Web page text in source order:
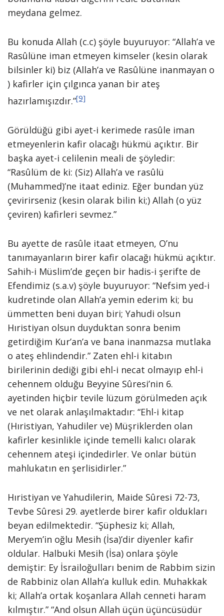
meydana gelmez.
Bu konuda Allah (c.c) şöyle buyuruyor: “Allah’a ve
Rasûlüne iman etmeyen kimseler (kesin olarak
bilsinler ki) biz (Allah’a ve Rasûlüne inanmayan o
) kafirler için çılgınca yanan bir ateş
hazırlamışızdır.”[9]
Görüldüğü gibi ayet-i kerimede rasûle iman
etmeyenlerin kafir olacağı hükmü açıktır. Bir
başka ayet-i celilenin meali de şöyledir:
“Rasûlüm de ki: (Siz) Allah’a ve rasûlü
(Muhammed)’ne itaat ediniz. Eğer bundan yüz
çevirirseniz (kesin olarak bilin ki;) Allah (o yüz
çeviren) kafirleri sevmez.”
Bu ayette de rasûle itaat etmeyen, O’nu
tanımayanların birer kafir olacağı hükmü açıktır.
Sahih-i Müslim’de geçen bir hadis-i şerifte de
Efendimiz (s.a.v) şöyle buyuruyor: “Nefsim yed-i
kudretinde olan Allah’a yemin ederim ki; bu
ümmetten beni duyan biri; Yahudi olsun
Hıristiyan olsun duyduktan sonra benim
getirdiğim Kur’an’a ve bana inanmazsa mutlaka
o ateş ehlindendir.” Zaten ehl-i kitabın
birilerinin dediği gibi ehl-i necat olmayıp ehl-i
cehennem olduğu Beyyine Sûresi’nin 6.
ayetinden hiçbir tevile lüzum görülmeden açık
ve net olarak anlaşılmaktadır: “Ehl-i kitap
(Hıristiyan, Yahudiler ve) Müşriklerden olan
kafirler kesinlikle içinde temelli kalıcı olarak
cehennem ateşi içindedirler. Ve onlar bütün
mahlukatın en şerlisidirler.”
Hıristiyan ve Yahudilerin, Maide Sûresi 72-73,
Tevbe Sûresi 29. ayetlerde birer kafir oldukları
beyan edilmektedir. “Şüphesiz ki; Allah,
Meryem’in oğlu Mesih (İsa)’dir diyenler kafir
oldular. Halbuki Mesih (İsa) onlara şöyle
demiştir: Ey İsrailoğulları benim de Rabbim sizin
de Rabbiniz olan Allah’a kulluk edin. Muhakkak
ki; Allah’a ortak koşanlara Allah cenneti haram
kılmıştır.” “And olsun Allah üçün üçüncüsüdür